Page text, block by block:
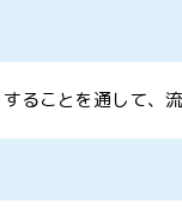
ることを通して、